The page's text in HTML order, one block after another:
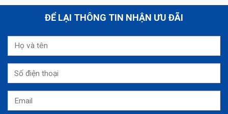
ĐỂ LẠI THÔNG TIN NHẬN ƯU ĐÃI